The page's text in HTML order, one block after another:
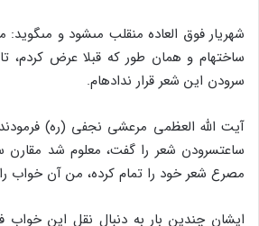
شهریار فوق العاده منقلب مى‏شود و
ساخته‏ام و همان طور که قبلا عرض کردم،
سرودن این شعر قرار نداده‏ام.
آیت الله العظمى مرعشى نجفى (ره)
ساعت‏سرودن شعر را گفت، معلوم شد مقارن
مصرع شعر خود را تمام کرده، من آن خواب
ایشان چندین بار به دنبال نقل این خواب